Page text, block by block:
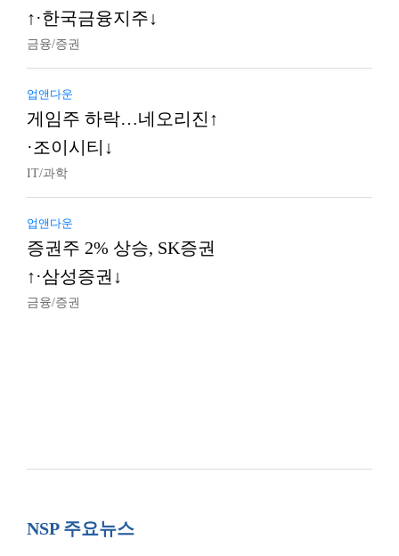
↑·한국금융지주↓
금융/증권
업앤다운
게임주 하락…네오리진↑
·조이시티↓
IT/과학
업앤다운
증권주 2% 상승, SK증권
↑·삼성증권↓
금융/증권
NSP 주요뉴스